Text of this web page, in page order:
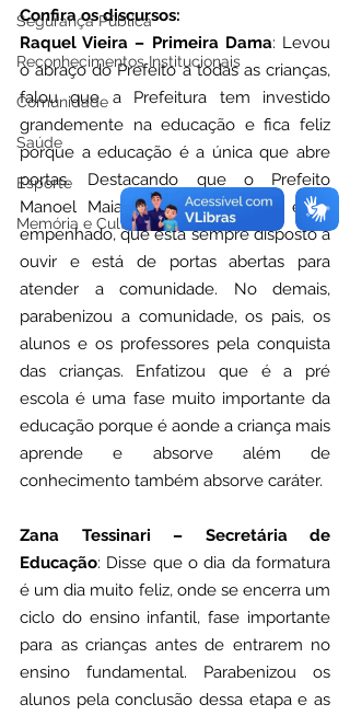
Segurança Pública
Reconhecimentos Institucionais
Comunidade
Saúde
Esporte
Memória e Cultura
Confira os discursos:
Raquel Vieira – Primeira Dama: Levou
o abraço do Prefeito a todas as crianças,
falou que a Prefeitura tem investido
grandemente na educação e fica feliz
porque a educação é a única que abre
portas. Destacando que o Prefeito
Manoel Maia tem se importado e se
empenhado, que está sempre disposto a
ouvir e está de portas abertas para
atender a comunidade. No demais,
parabenizou a comunidade, os pais, os
alunos e os professores pela conquista
das crianças. Enfatizou que é a pré
escola é uma fase muito importante da
educação porque é aonde a criança mais
aprende e absorve além de
conhecimento também absorve caráter.
Zana Tessinari – Secretária de
Educação: Disse que o dia da formatura
é um dia muito feliz, onde se encerra um
ciclo do ensino infantil, fase importante
para as crianças antes de entrarem no
ensino fundamental. Parabenizou os
alunos pela conclusão dessa etapa e as